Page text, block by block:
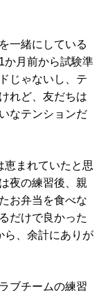
一緒にしている
か月前から試験準
じゃないし、テ
れど、友だちは
なテンションだ
まれていたと思
夜の練習後、親
お弁当を食べな
だけで良かった
ら、余計にありが
ブチームの練習